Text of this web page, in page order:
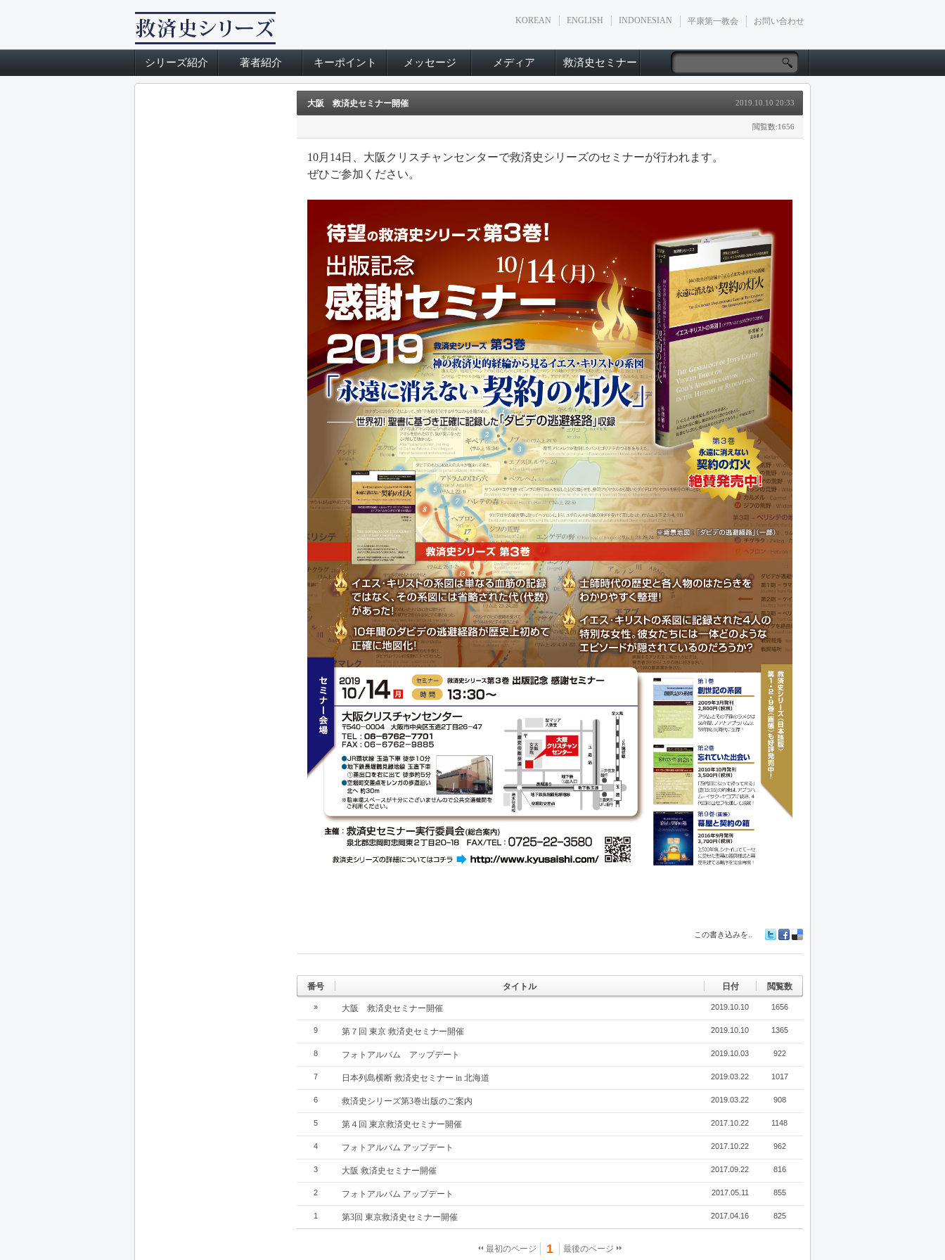
KOREAN ENGLISH INDONESIAN 平康第一教会 お問い合わせ
シリーズ紹介 著者紹介 キーポイント メッセージ メディア 救済史セミナー
大阪 救済史セミナー開催 2019.10.10 20:33
閲覧数:1656
10月14日、大阪クリスチャンセンターで救済史シリーズのセミナーが行われます。
ぜひご参加ください。
この書き込みを..
itte ceb lici
番号 タイトル 日付 閲覧数
» 大阪 救済史セミナー開催 2019.10.10 1656
9 第７回 東京 救済史セミナー開催 2019.10.10 1365
8 フォトアルバム アップデート 2019.10.03 922
7 日本列島横断 救済史セミナー in 北海道 2019.03.22 1017
6 救済史シリーズ第3巻出版のご案内 2019.03.22 908
5 第４回 東京救済史セミナー開催 2017.10.22 1148
4 フォトアルバム アップデート 2017.10.22 962
3 大阪 救済史セミナー開催 2017.09.22 816
2 フォトアルバム アップデート 2017.05.11 855
1 第3回 東京救済史セミナー開催 2017.04.16 825
最初のページ 1 最後のページ